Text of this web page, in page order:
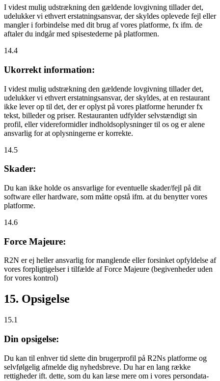
I videst mulig udstrækning den gældende lovgivning tillader det,
udelukker vi ethvert erstatningsansvar, der skyldes oplevede fejl eller
mangler i forbindelse med dit brug af vores platforme, fx ifm. de
aftaler du indgår med spisestederne på platformen.
14.4
Ukorrekt information:
I videst mulig udstrækning den gældende lovgivning tillader det,
udelukker vi ethvert erstatningsansvar, der skyldes, at en restaurant
ikke lever op til det, der er oplyst på vores platforme herunder fx
tekst, billeder og priser. Restauranten udfylder selvstændigt sin
profil, eller videreformidler indholdsoplysninger til os og er alene
ansvarlig for at oplysningerne er korrekte.
14.5
Skader:
Du kan ikke holde os ansvarlige for eventuelle skader/fejl på dit
software eller hardware, som måtte opstå ifm. at du benytter vores
platforme.
14.6
Force Majeure:
R2N er ej heller ansvarlig for manglende eller forsinket opfyldelse af
vores forpligtigelser i tilfælde af Force Majeure (begivenheder uden
for vores kontrol)
15. Opsigelse
15.1
Din opsigelse:
Du kan til enhver tid slette din brugerprofil på R2Ns platforme og
selvfølgelig afmelde dig nyhedsbreve. Du har en lang række
rettigheder ift. dette, som du kan læse mere om i vores persondata-